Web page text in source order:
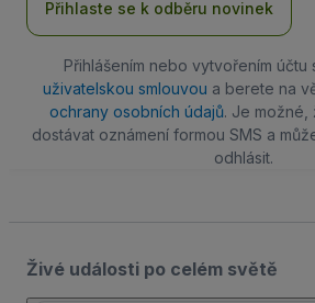
Přihlaste se k odběru novinek
Přihlášením nebo vytvořením účtu
uživatelskou smlouvou a berete na
ochrany osobních údajů. Je možné,
dostávat oznámení formou SMS a
odhlásit.
Živé události po celém světě